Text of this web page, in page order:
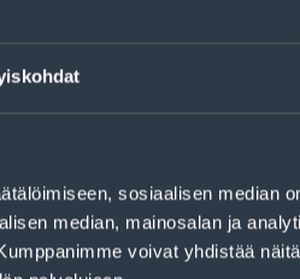
sosiaalisen median
median, mainosalan ja
voivat yhdistää